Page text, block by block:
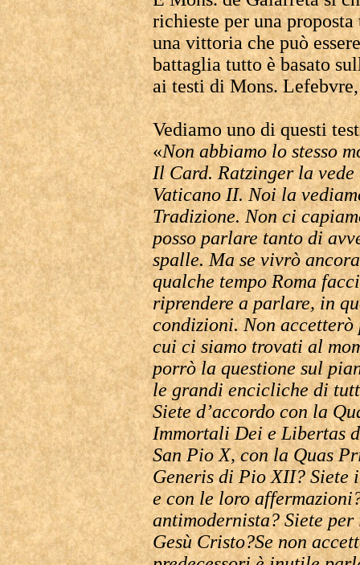
richieste per una
una vittoria che può
battaglia tutto è basato
ai testi di Mons.
Vediamo uno di questi
«Non abbiamo lo stesso
Il Card. Ratzinger la
Vaticano II. Noi la
Tradizione. Non ci
posso parlare tanto di
spalle. Ma se vivrò
qualche tempo Roma
riprendere a parlare, in
condizioni. Non
cui ci siamo trovati al
porrò la questione sul
le grandi encicliche di
Siete d’accordo con la
Immortali Dei e Libertas
San Pio X, con la Quas
Generis di Pio XII? Siete
e con le loro
antimodernista? Siete
Gesù Cristo?Se non